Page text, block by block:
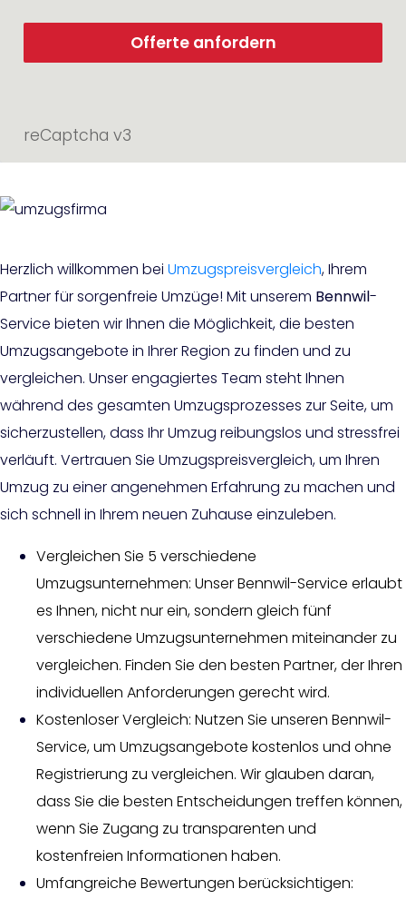
Offerte anfordern
reCaptcha v3
Herzlich willkommen bei Umzugspreisvergleich, Ihrem
Partner für sorgenfreie Umzüge! Mit unserem Bennwil-
Service bieten wir Ihnen die Möglichkeit, die besten
Umzugsangebote in Ihrer Region zu finden und zu
vergleichen. Unser engagiertes Team steht Ihnen
während des gesamten Umzugsprozesses zur Seite, um
sicherzustellen, dass Ihr Umzug reibungslos und stressfrei
verläuft. Vertrauen Sie Umzugspreisvergleich, um Ihren
Umzug zu einer angenehmen Erfahrung zu machen und
sich schnell in Ihrem neuen Zuhause einzuleben.
Vergleichen Sie 5 verschiedene
Umzugsunternehmen: Unser Bennwil-Service erlaubt
es Ihnen, nicht nur ein, sondern gleich fünf
verschiedene Umzugsunternehmen miteinander zu
vergleichen. Finden Sie den besten Partner, der Ihren
individuellen Anforderungen gerecht wird.
Kostenloser Vergleich: Nutzen Sie unseren Bennwil-
Service, um Umzugsangebote kostenlos und ohne
Registrierung zu vergleichen. Wir glauben daran,
dass Sie die besten Entscheidungen treffen können,
wenn Sie Zugang zu transparenten und
kostenfreien Informationen haben.
Umfangreiche Bewertungen berücksichtigen: